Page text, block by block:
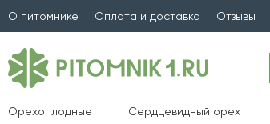
О питомнике Оплата и доставка Отзывы
Орехоплодные Сердцевидный орех